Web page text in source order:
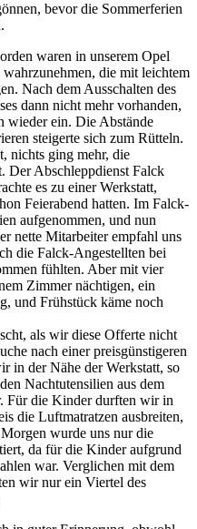
bevor die Sommerferien
waren in unserem Opel
die mit leichtem
Nach dem Ausschalten des
dann nicht mehr vorhanden,
wieder ein. Die Abstände
steigerte sich zum Rütteln.
nichts ging mehr, die
Der Abschleppdienst Falck
es zu einer Werkstatt,
Feierabend hatten. Im Falck-
aufgenommen, und nun
nette Mitarbeiter empfahl uns
die Falck-Angestellten bei
fühlten. Aber mit vier
Zimmer nächtigen, ein
und Frühstück käme noch
als wir diese Offerte nicht
nach einer preisgünstigeren
in der Nähe der Werkstatt, so
Nachtutensilien aus dem
Für die Kinder durften wir in
die Luftmatratzen ausbreiten,
wurde uns nur die
da für die Kinder aufgrund
war. Verglichen mit dem
wir nur ein Viertel des